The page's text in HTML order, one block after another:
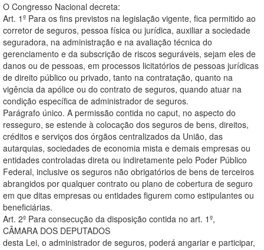
O Congresso Nacional decreta:
Art. 1º Para os fins previstos na legislação vigente, fica permitido ao
corretor de seguros, pessoa física ou jurídica, auxiliar a sociedade
seguradora, na administração e na avaliação técnica do
gerenciamento e da subscrição de riscos seguráveis, sejam eles de
danos ou de pessoas, em processos licitatórios de pessoas jurídicas
de direito público ou privado, tanto na contratação, quanto na
vigência da apólice ou do contrato de seguros, quando atuar na
condição específica de administrador de seguros.
Parágrafo único. A permissão contida no caput, no aspecto do
resseguro, se estende à colocação dos seguros de bens, direitos,
créditos e serviços dos órgãos centralizados da União, das
autarquias, sociedades de economia mista e demais empresas ou
entidades controladas direta ou indiretamente pelo Poder Público
Federal, inclusive os seguros não obrigatórios de bens de terceiros
abrangidos por qualquer contrato ou plano de cobertura de seguro
em que ditas empresas ou entidades figurem como estipulantes ou
beneficiárias.
Art. 2º Para consecução da disposição contida no art. 1º,
CÂMARA DOS DEPUTADOS
desta Lei, o administrador de seguros, poderá angariar e participar,